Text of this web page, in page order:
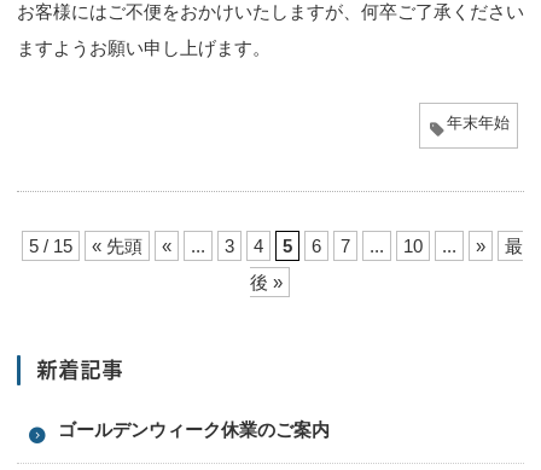
お客様にはご不便をおかけいたしますが、何卒ご了承ください
ますようお願い申し上げます。
年末年始
5 / 15 « 先頭 « ... 3 4 5 6 7 ... 10 ... »
最
後 »
新着記事
ゴールデンウィーク休業のご案内